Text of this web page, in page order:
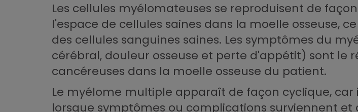
Les cellules myélomateuses se reproduisent de
l'espace de cellules saines dans la moelle osseuse,
des cellules sanguines saines. Les symptômes du
cérébral, douleur osseuse et perte d'appétit) sont
cancéreuses dans la moelle osseuse du patient.
Le myélome multiple apparaît de façon cyclique,
lorsque symptômes ou complications surviennent